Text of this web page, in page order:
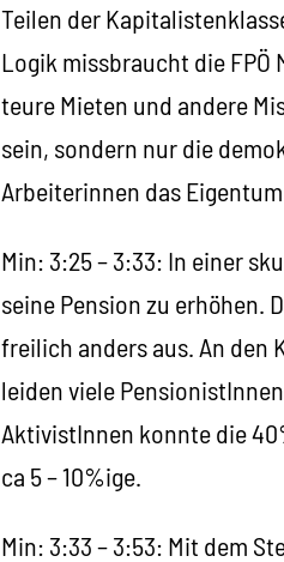
Teilen der
Logik missbraucht die
teure Mieten und andere
sein, sondern nur die
Arbeiterinnen das
Min: 3:25 – 3:33: In einer
seine Pension zu erhöhen.
freilich anders aus. An den
leiden viele
AktivistInnen konnte die
ca 5 – 10%ige.
Min: 3:33 – 3:53: Mit dem